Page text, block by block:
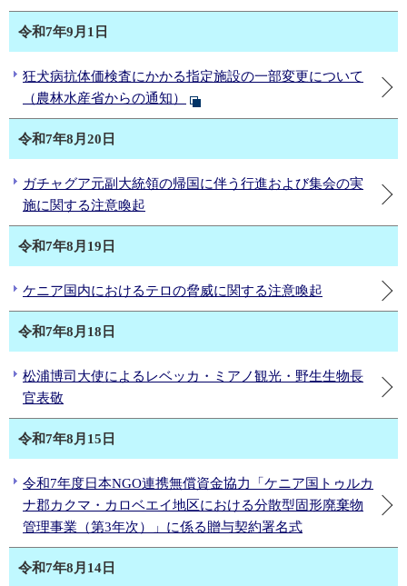
令和7年9月1日
狂犬病抗体価検査にかかる指定施設の一部変更について
（農林水産省からの通知）
令和7年8月20日
ガチャグア元副大統領の帰国に伴う行進および集会の実
施に関する注意喚起
令和7年8月19日
ケニア国内におけるテロの脅威に関する注意喚起
令和7年8月18日
松浦博司大使によるレベッカ・ミアノ観光・野生生物長
官表敬
令和7年8月15日
令和7年度日本NGO連携無償資金協力「ケニア国トゥルカ
ナ郡カクマ・カロベエイ地区における分散型固形廃棄物
管理事業（第3年次）」に係る贈与契約署名式
令和7年8月14日